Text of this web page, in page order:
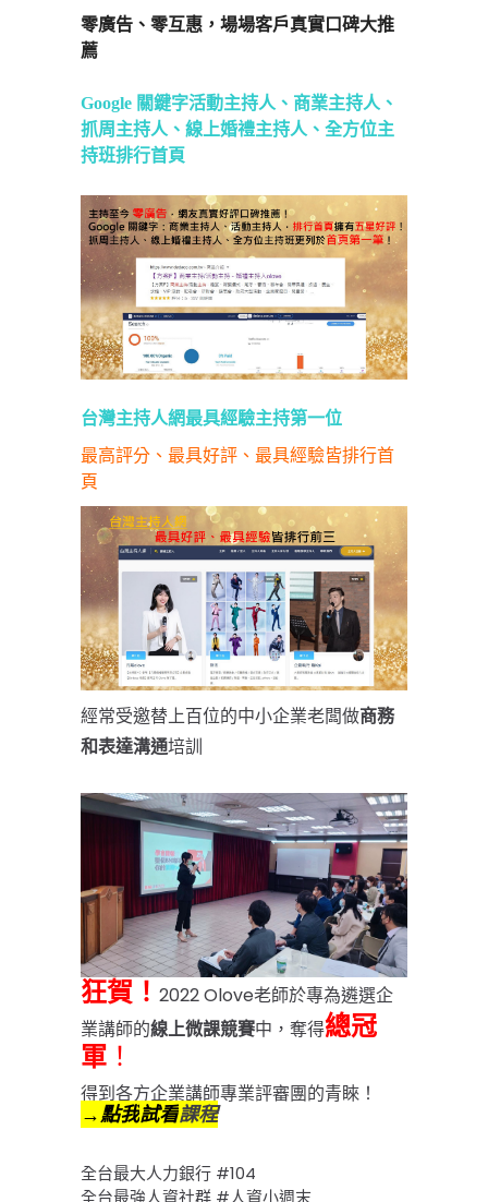
零廣告、零互惠，場場客戶真實口碑大推
薦
Google 關鍵字活動主持人、商業主持人、
抓周主持人、線上婚禮主持人、全方位主
持班排行首頁
台灣主持人網最具經驗主持第一位
最高評分、最具好評、最具經驗皆排行首
頁
經常受邀替上百位的中小企業老闆做商務
和表達溝通培訓
狂賀！ 2022Olove老師於專為遴選企
業講師的線上微課競賽中，奪得總冠
軍 ！
得到各方企業講師專業評審團的青睞！
→點我試看課程
全台最大人力銀行 #104
全台最強人資社群 #人資小週末